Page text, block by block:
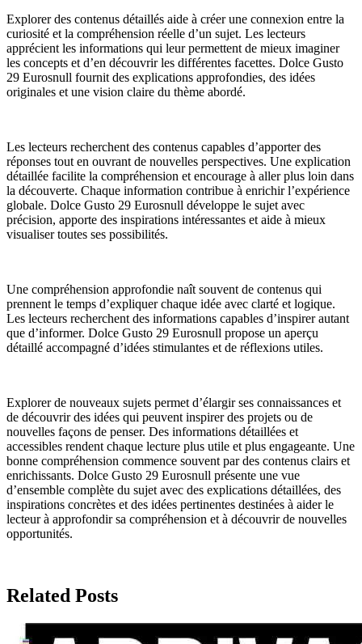
Explorer des contenus détaillés aide à créer une connexion entre la
curiosité et la compréhension réelle d’un sujet. Les lecteurs
apprécient les informations qui leur permettent de mieux imaginer
les concepts et d’en découvrir les différentes facettes. Dolce Gusto
29 Eurosnull fournit des explications approfondies, des idées
originales et une vision claire du thème abordé.
Les lecteurs recherchent des contenus capables d’apporter des
réponses tout en ouvrant de nouvelles perspectives. Une explication
détaillée facilite la compréhension et encourage à aller plus loin dans
la découverte. Chaque information contribue à enrichir l’expérience
globale. Dolce Gusto 29 Eurosnull développe le sujet avec
précision, apporte des inspirations intéressantes et aide à mieux
visualiser toutes ses possibilités.
Une compréhension approfondie naît souvent de contenus qui
prennent le temps d’expliquer chaque idée avec clarté et logique.
Les lecteurs recherchent des informations capables d’inspirer autant
que d’informer. Dolce Gusto 29 Eurosnull propose un aperçu
détaillé accompagné d’idées stimulantes et de réflexions utiles.
Explorer de nouveaux sujets permet d’élargir ses connaissances et
de découvrir des idées qui peuvent inspirer des projets ou de
nouvelles façons de penser. Des informations détaillées et
accessibles rendent chaque lecture plus utile et plus engageante. Une
bonne compréhension commence souvent par des contenus clairs et
enrichissants. Dolce Gusto 29 Eurosnull présente une vue
d’ensemble complète du sujet avec des explications détaillées, des
inspirations concrètes et des idées pertinentes destinées à aider le
lecteur à approfondir sa compréhension et à découvrir de nouvelles
opportunités.
Related Posts